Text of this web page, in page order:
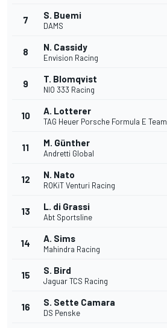
7 S. Buemi
DAMS
8 N. Cassidy
Envision Racing
9 T. Blomqvist
NIO 333 Racing
10 A. Lotterer
TAG Heuer Porsche Formula E Team
11 M. Günther
Andretti Global
12 N. Nato
ROKiT Venturi Racing
13 L. di Grassi
Abt Sportsline
14 A. Sims
Mahindra Racing
15 S. Bird
Jaguar TCS Racing
16 S. Sette Camara
DS Penske